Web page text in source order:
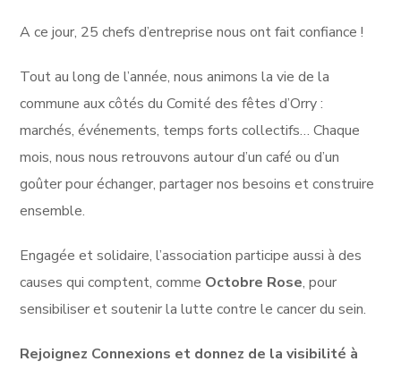
A ce jour, 25 chefs d’entreprise nous ont fait confiance !
Tout au long de l’année, nous animons la vie de la
commune aux côtés du Comité des fêtes d’Orry :
marchés, événements, temps forts collectifs… Chaque
mois, nous nous retrouvons autour d’un café ou d’un
goûter pour échanger, partager nos besoins et construire
ensemble.
Engagée et solidaire, l’association participe aussi à des
causes qui comptent, comme Octobre Rose, pour
sensibiliser et soutenir la lutte contre le cancer du sein.
Rejoignez Connexions et donnez de la visibilité à